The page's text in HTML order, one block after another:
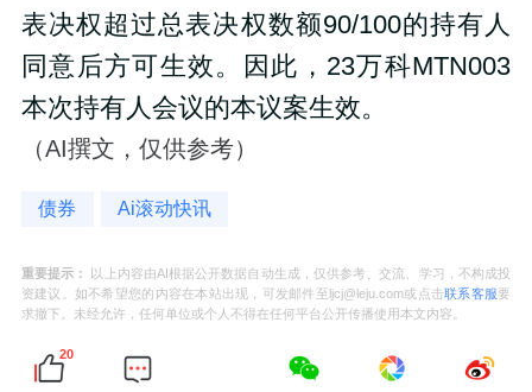
表决权超过总表决权数额90/100的持有人
同意后方可生效。因此，23万科MTN003
本次持有人会议的本议案生效。
（AI撰文，仅供参考）
债券 Ai滚动快讯
重要提示：
以上内容由AI根据公开数据自动生成，仅供参考、交流、学习，不构成投
资建议。如不希望您的内容在本站出现，可发邮件至ljcj@leju.com或点击联系客服要
求撤下。未经允许，任何单位或个人不得在任何平台公开传播使用本文内容。
20